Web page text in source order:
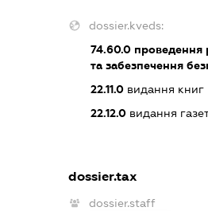
dossier.kveds:
74.60.0 проведення
та забезпечення
22.11.0 видання книг
22.12.0 видання
dossier.tax
dossier.staff